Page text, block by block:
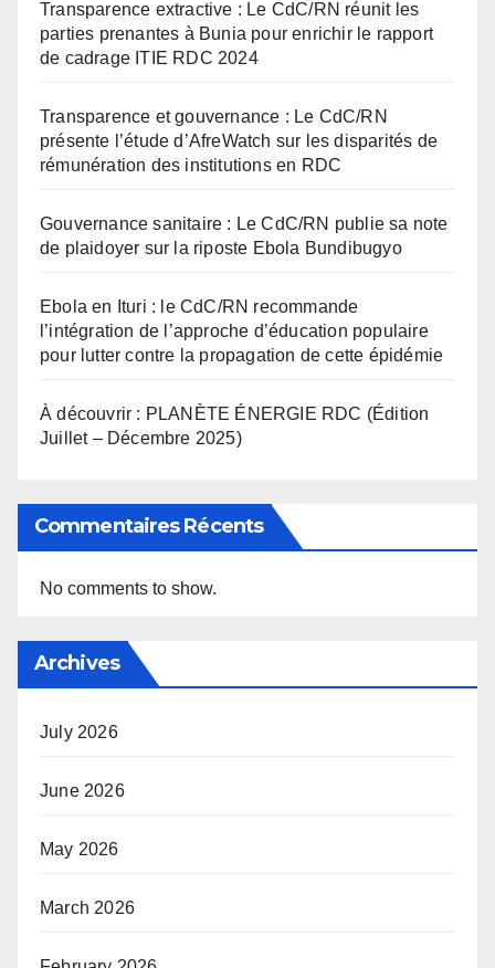
Transparence extractive : Le CdC/RN réunit les
parties prenantes à Bunia pour enrichir le rapport
de cadrage ITIE RDC 2024
Transparence et gouvernance : Le CdC/RN
présente l’étude d’AfreWatch sur les disparités de
rémunération des institutions en RDC
Gouvernance sanitaire : Le CdC/RN publie sa note
de plaidoyer sur la riposte Ebola Bundibugyo
Ebola en Ituri : le CdC/RN recommande
l’intégration de l’approche d’éducation populaire
pour lutter contre la propagation de cette épidémie
À découvrir : PLANÈTE ÉNERGIE RDC (Édition
Juillet – Décembre 2025)
Commentaires Récents
No comments to show.
Archives
July 2026
June 2026
May 2026
March 2026